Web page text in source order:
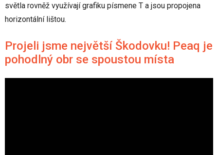
světla rovněž využívají grafiku písmene T a jsou propojena
horizontální lištou.
Projeli jsme největší Škodovku! Peaq je
pohodlný obr se spoustou místa